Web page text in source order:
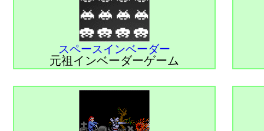
スペースインベーダー
元祖インベーダーゲーム